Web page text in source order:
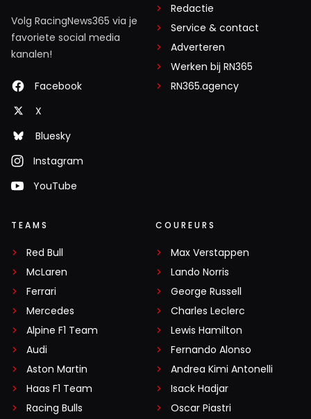
Volg RacingNews365 via je
favoriete social media
kanalen!
Facebook
X
Bluesky
Instagram
YouTube
Redactie
Service & contact
Adverteren
Werken bij RN365
RN365.agency
TEAMS
Red Bull
McLaren
Ferrari
Mercedes
Alpine F1 Team
Audi
Aston Martin
Haas F1 Team
Racing Bulls
COUREURS
Max Verstappen
Lando Norris
George Russell
Charles Leclerc
Lewis Hamilton
Fernando Alonso
Andrea Kimi Antonelli
Isack Hadjar
Oscar Piastri